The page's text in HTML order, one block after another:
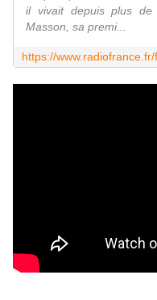
il vivait depuis plus de
Masson, sa premi...